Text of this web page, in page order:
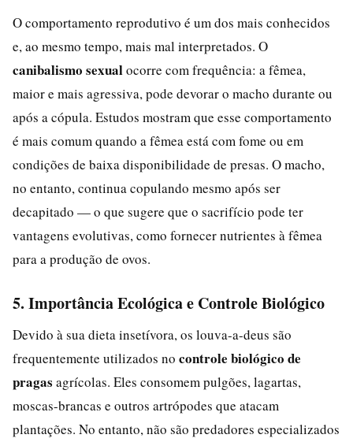
O comportamento reprodutivo é um dos mais conhecidos
e, ao mesmo tempo, mais mal interpretados. O
canibalismo sexualocorre com frequência: a fêmea,
maior e mais agressiva, pode devorar o macho durante ou
após a cópula. Estudos mostram que esse comportamento
é mais comum quando a fêmea está com fome ou em
condições de baixa disponibilidade de presas. O macho,
no entanto, continua copulando mesmo após ser
decapitado — o que sugere que o sacrifício pode ter
vantagens evolutivas, como fornecer nutrientes à fêmea
para a produção de ovos.
5. Importância Ecológica e Controle Biológico
Devido à sua dieta insetívora, os louva-a-deus são
frequentemente utilizados no controle biológico de
pragas agrícolas. Eles consomem pulgões, lagartas,
moscas-brancas e outros artrópodes que atacam
plantações. No entanto, não são predadores especializados